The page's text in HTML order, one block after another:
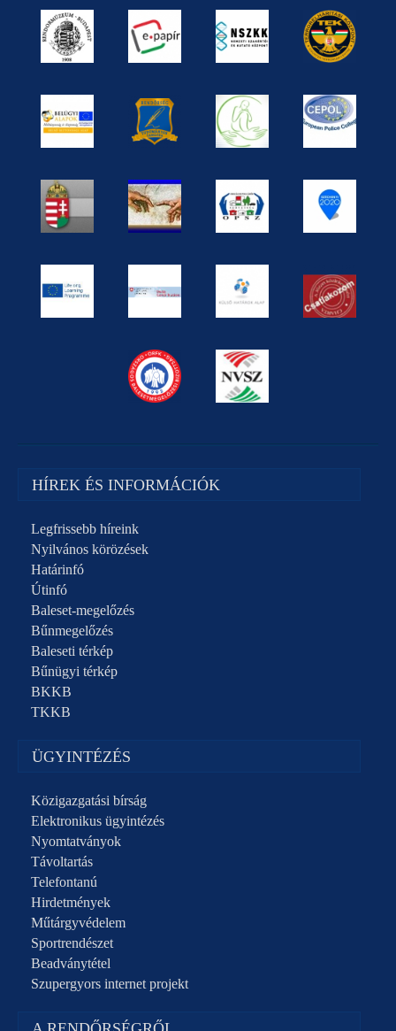
HÍREK ÉS INFORMÁCIÓK
Legfrissebb híreink
Nyilvános körözések
Határinfó
Útinfó
Baleset-megelőzés
Bűnmegelőzés
Baleseti térkép
Bűnügyi térkép
BKKB
TKKB
ÜGYINTÉZÉS
Közigazgatási bírság
Elektronikus ügyintézés
Nyomtatványok
Távoltartás
Telefontanú
Hirdetmények
Műtárgyvédelem
Sportrendészet
Beadványtétel
Szupergyors internet projekt